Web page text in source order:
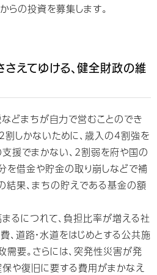
らの投資を募集します。
さえてゆける、健全財政の維
どまちが自力で営むことのでき
割しかないために、歳入の4割強を
援でまかない、2割弱を府や国の
を借金や貯金の取り崩しなどで補
結果、まちの貯えである基金の額
るにつれて、負担比率が増える社
、道路・水道をはじめとする公共施
需要。さらには、突発性災害が発
や復旧に要する費用がまかなえ